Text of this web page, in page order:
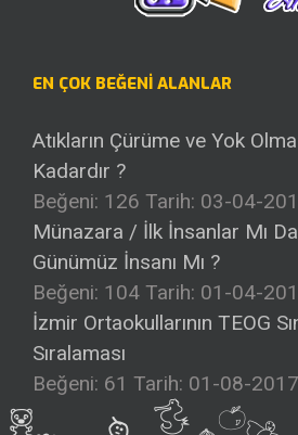
EN ÇOK BEĞENI ALANLAR
Atıkların Çürüme ve Yok
Kadardır ?
Beğeni: 126 Tarih: 03-04-
Münazara / İlk İnsanlar Mı
Günümüz İnsanı Mı ?
Beğeni: 104 Tarih: 01-04-
İzmir Ortaokullarının TEOG
Sıralaması
Beğeni: 61 Tarih: 01-08-2017